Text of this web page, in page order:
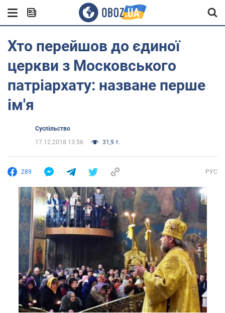
Хто перейшов до єдиної
церкви з Московського
патріархату: назване перше
ім'я
Суспільство
17.12.2018 13:56
31,9 т.
289 РУС